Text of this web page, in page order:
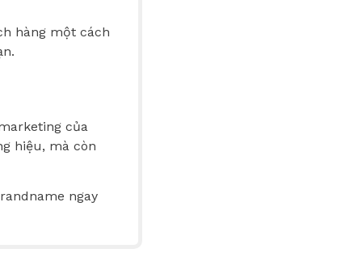
hàng một cách
của
hiệu, mà còn
ngay